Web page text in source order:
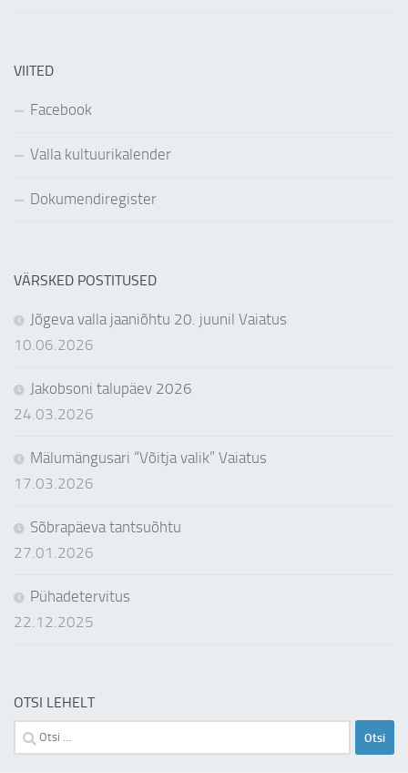
VIITED
Facebook
Valla kultuurikalender
Dokumendiregister
VÄRSKED POSTITUSED
Jõgeva valla jaaniõhtu 20. juunil Vaiatus
10.06.2026
Jakobsoni talupäev 2026
24.03.2026
Mälumängusari “Võitja valik” Vaiatus
17.03.2026
Sõbrapäeva tantsuõhtu
27.01.2026
Pühadetervitus
22.12.2025
OTSI LEHELT
Otsi: